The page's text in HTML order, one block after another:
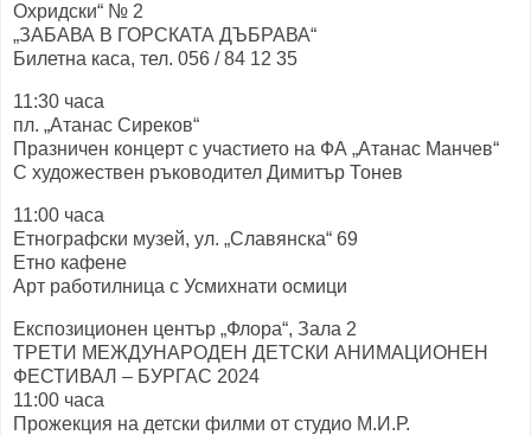
Охридски“ № 2
„ЗАБАВА В ГОРСКАТА ДЪБРАВА“
Билетна каса, тел. 056 / 84 12 35
11:30 часа
пл. „Атанас Сиреков“
Празничен концерт с участието на ФА „Атанас Манчев“
С художествен ръководител Димитър Тонев
11:00 часа
Етнографски музей, ул. „Славянска“ 69
Етно кафене
Арт работилница с Усмихнати осмици
Експозиционен център „Флора“, Зала 2
ТРЕТИ МЕЖДУНАРОДЕН ДЕТСКИ АНИМАЦИОНЕН
ФЕСТИВАЛ – БУРГАС 2024
11:00 часа
Прожекция на детски филми от студио М.И.Р.